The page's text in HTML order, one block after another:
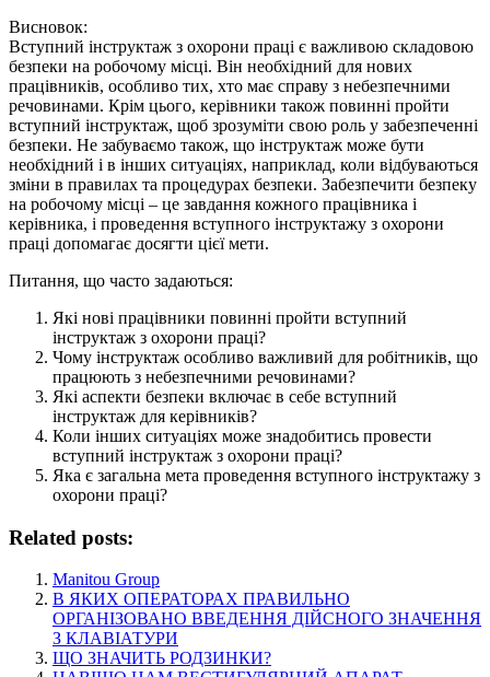
Висновок:
Вступний інструктаж з охорони праці є важливою складовою
безпеки на робочому місці. Він необхідний для нових
працівників, особливо тих, хто має справу з небезпечними
речовинами. Крім цього, керівники також повинні пройти
вступний інструктаж, щоб зрозуміти свою роль у забезпеченні
безпеки. Не забуваємо також, що інструктаж може бути
необхідний і в інших ситуаціях, наприклад, коли відбуваються
зміни в правилах та процедурах безпеки. Забезпечити безпеку
на робочому місці – це завдання кожного працівника і
керівника, і проведення вступного інструктажу з охорони
праці допомагає досягти цієї мети.
Питання, що часто задаються:
Які нові працівники повинні пройти вступний
інструктаж з охорони праці?
Чому інструктаж особливо важливий для робітників, що
працюють з небезпечними речовинами?
Які аспекти безпеки включає в себе вступний
інструктаж для керівників?
Коли інших ситуаціях може знадобитись провести
вступний інструктаж з охорони праці?
Яка є загальна мета проведення вступного інструктажу з
охорони праці?
Related posts:
Manitou Group
В ЯКИХ ОПЕРАТОРАХ ПРАВИЛЬНО
ОРГАНІЗОВАНО ВВЕДЕННЯ ДІЙСНОГО ЗНАЧЕННЯ
З КЛАВІАТУРИ
ЩО ЗНАЧИТЬ РОДЗИНКИ?